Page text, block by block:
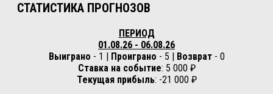
СТАТИСТИКА ПРОГНОЗОВ
ПЕРИОД
01.08.26 - 06.08.26
Выиграно - 1 | Проиграно - 5 | Возврат- 0
Ставка на событие: 5 000 ₽
Текущая прибыль: -21 000 ₽